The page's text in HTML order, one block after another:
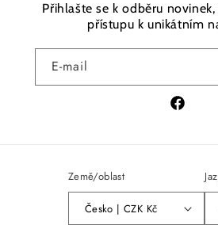
Přihlašte se k odběru
přístupu k unikátním
E-mail
Facebook
Země/oblast
Česko | CZK Kč